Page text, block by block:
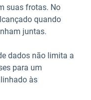
suas frotas. No
quando
juntas.
dados não limita a
para um
às